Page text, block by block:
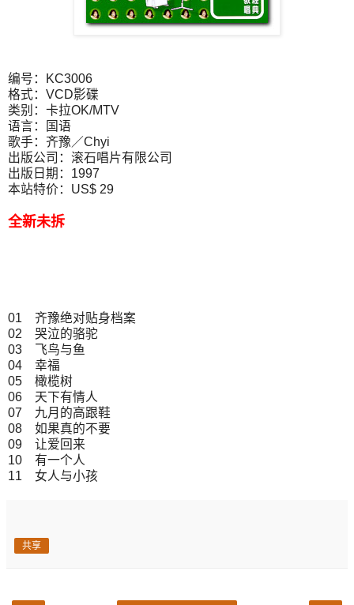
编号：KC3006
格式：VCD影碟
类别：卡拉OK/MTV
语言：国语
歌手：齐豫／Chyi
出版公司：滚石唱片有限公司
出版日期：1997
本站特价：US$ 29
全新未拆
01 齐豫绝对贴身档案
02 哭泣的骆驼
03 飞鸟与鱼
04 幸福
05 橄榄树
06 天下有情人
07 九月的高跟鞋
08 如果真的不要
09 让爱回来
10 有一个人
11 女人与小孩
共享